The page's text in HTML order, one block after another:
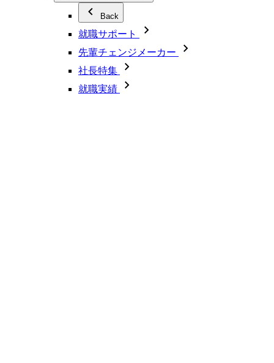
Back
就職サポート
先輩チェンジメーカー
社長特集
就職実績